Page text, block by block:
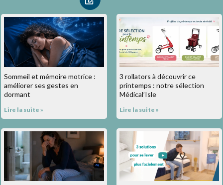
Sommeil et mémoire motrice :
améliorer ses gestes en
dormant
Lire la suite »
3 rollators à découvrir ce
printemps : notre sélection
Médical’Isle
Lire la suite »